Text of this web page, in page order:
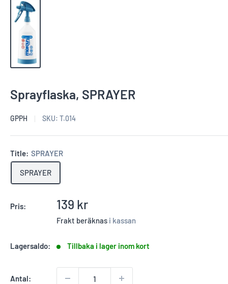
Sprayflaska, SPRAYER
GPPH SKU: T.014
Title: SPRAYER
SPRAYER
Pris: Reapris
139 kr
Frakt beräknas i kassan
Lagersaldo: Tillbaka i lager inom kort
Antal: